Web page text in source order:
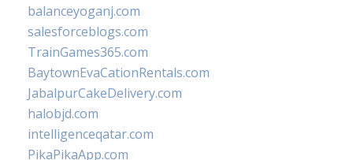
balanceyoganj.com
salesforceblogs.com
TrainGames365.com
BaytownEvaCationRentals.com
JabalpurCakeDelivery.com
halobjd.com
intelligenceqatar.com
PikaPikaApp.com